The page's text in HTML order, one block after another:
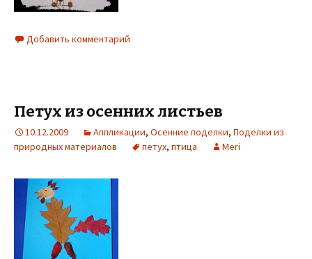
Добавить комментарий
Петух из осенних листьев
10.12.2009 Аппликации, Осенние поделки, Поделки из
природных материалов
петух, птица Meri